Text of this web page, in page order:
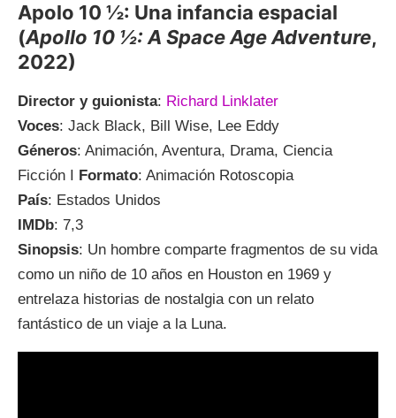
Apolo 10 ½: Una infancia espacial
(Apollo 10 ½: A Space Age Adventure,
2022)
Director y guionista: Richard Linklater
Voces: Jack Black, Bill Wise, Lee Eddy
Géneros: Animación, Aventura, Drama, Ciencia
Ficción I
Formato: Animación Rotoscopia
País: Estados Unidos
IMDb: 7,3
Sinopsis: Un hombre comparte fragmentos de su vida
como un niño de 10 años en Houston en 1969 y
entrelaza historias de nostalgia con un relato
fantástico de un viaje a la Luna.